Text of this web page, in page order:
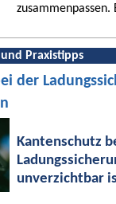
zusammenpassen.
Praxistipps
der
Kantenschutz
unverzichtbar